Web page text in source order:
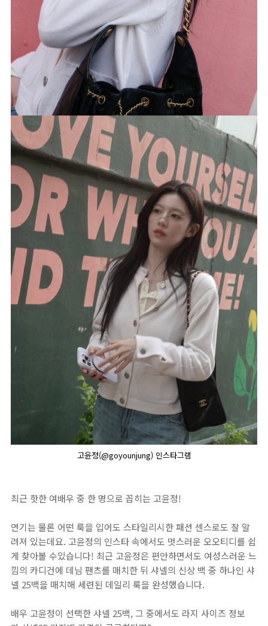
고윤정(@goyounjung) 인스타그램
최근 핫한 여배우 중 한 명으로 꼽히는 고윤정!
연기는 물론 어떤 룩을 입어도 스타일리시한 패션 센스로도 잘 알
려져 있는데요. 고윤정의 인스타 속에서도 멋스러운 오오티디를 쉽
게 찾아볼 수있습니다! 최근 고윤정은 편안하면서도 여성스러운 느
낌의 카디건에 데님 팬츠를 매치한 뒤 샤넬의 신상 백 중 하나인 샤
넬 25백을 매치해 세련된 데일리 룩을 완성했습니다.
배우 고윤정이 선택한 샤넬 25백, 그 중에서도 라지 사이즈 정보